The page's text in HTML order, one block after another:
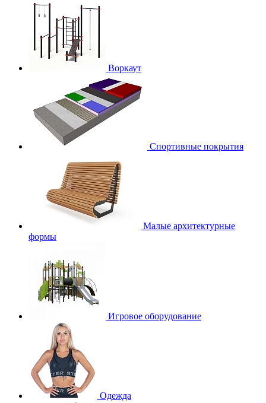
Воркаут
Спортивные покрытия
Малые архитектурные
формы
Игровое оборудование
Одежда